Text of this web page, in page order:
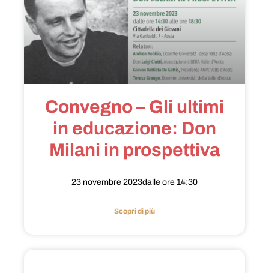
Convegno – Gli ultimi
in educazione: Don
Milani in prospettiva
23 novembre 2023dalle ore 14:30
Scopri di più